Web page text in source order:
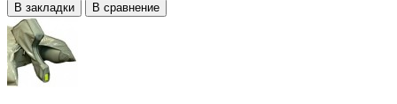
В закладки
В сравнение